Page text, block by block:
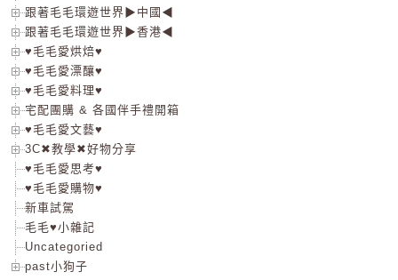
跟著毛毛環遊世界▶中國◀
跟著毛毛環遊世界▶香港◀
♥毛毛愛烘焙♥
♥毛毛愛漂釀♥
♥毛毛愛料理♥
宅配團購 & 各國伴手禮開箱
♥毛毛愛文藝♥
3C✖教學✖好物分享
♥毛毛愛思考♥
♥毛毛愛購物♥
新車試駕
毛毛♥小雜記
Uncategoried
past小狗子